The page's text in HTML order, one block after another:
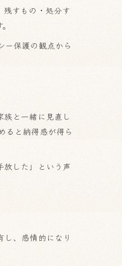
すもの・処分す
ー保護の観点から
と一緒に見直し
ると納得感が得ら
放した」という声
、感情的になり